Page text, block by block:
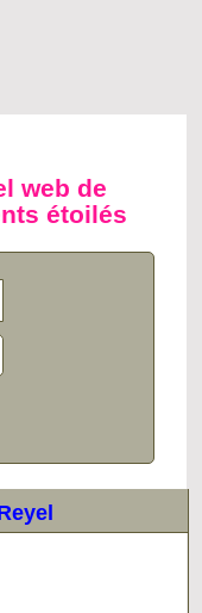
web de
étoilés